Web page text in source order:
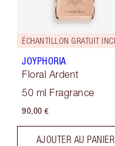
JOYPHORIA
Floral Ardent
50 ml Fragrance
90,00 €
AJOUTER AU PANIER